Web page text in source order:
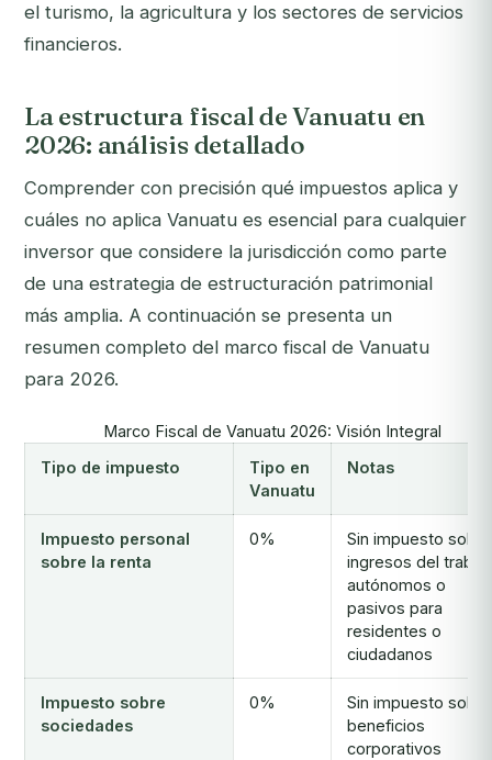
el turismo, la agricultura y los sectores de servicios
financieros.
La estructura fiscal de Vanuatu en
2026: análisis detallado
Comprender con precisión qué impuestos aplica y
cuáles no aplica Vanuatu es esencial para cualquier
inversor que considere la jurisdicción como parte
de una estrategia de estructuración patrimonial
más amplia. A continuación se presenta un
resumen completo del marco fiscal de Vanuatu
para 2026.
Marco Fiscal de Vanuatu 2026: Visión Integral
Tipo de impuesto
Tipo en
Vanuatu
Notas
Impuesto personal
sobre la renta
0%
Sin impuesto sobre
ingresos del
autónomos o
pasivos para
residentes o
ciudadanos
Impuesto sobre
sociedades
0%
Sin impuesto sobre
beneficios
corporativos